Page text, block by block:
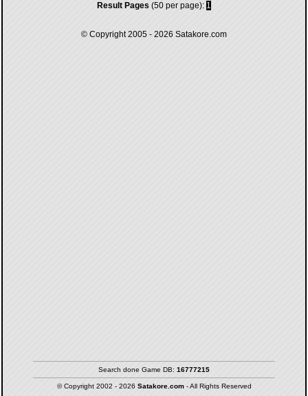
Result Pages (50 per page): 1
© Copyright 2005 - 2026 Satakore.com
Search done Game DB: 16777215
© Copyright 2002 - 2026 Satakore.com- All Rights Reserved